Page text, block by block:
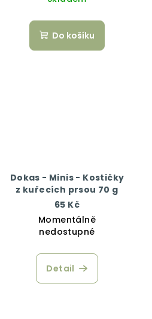
Do košíku
Dokas - Minis - Kostičky
z kuřecích prsou 70 g
65 Kč
Momentálně
nedostupné
Detail